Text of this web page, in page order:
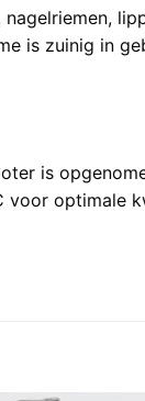
is zuinig in
is
voor optimale